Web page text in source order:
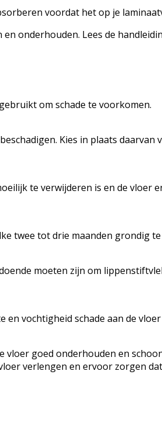
voordat het op je
onderhouden. Lees de
om schade te voorkomen.
Kies in plaats daarvan
te verwijderen is en de vloer
twee tot drie maanden grondig
moeten zijn om
vochtigheid schade aan de
vloer goed onderhouden en
verlengen en ervoor zorgen